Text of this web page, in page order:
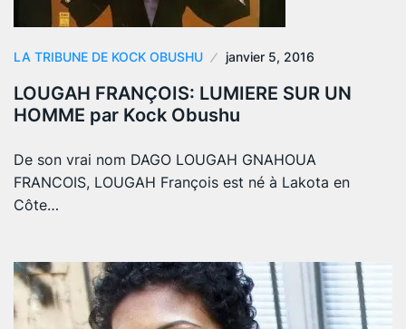
LA TRIBUNE DE KOCK OBUSHU janvier 5, 2016
LOUGAH FRANÇOIS: LUMIERE SUR UN
HOMME par Kock Obushu
De son vrai nom DAGO LOUGAH GNAHOUA
FRANCOIS, LOUGAH François est né à Lakota en
Côte…